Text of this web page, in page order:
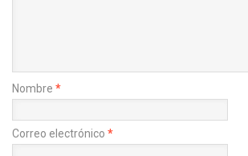
Nombre *
Correo electrónico *